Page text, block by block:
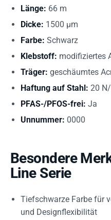
Länge: 66 m
Dicke: 1500 µm
Farbe: Schwarz
Klebstoff: modifiziertes
Träger: geschäumtes
Haftung auf Stahl: 20
PFAS-/PFOS-frei: Ja
Unnummer: 0000
Besondere
Line Serie
Tiefschwarze Farbe für
und Designflexibilität